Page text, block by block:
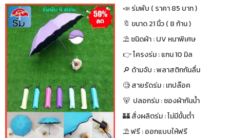
📣 ร่มพับ ( ราคา 85 บาท )
🔖 ขนาด 21 นิ้ว ( 8 ก้าน )
⛱ ชนิดผ้า : UV หนาพิเศษ
👉 โครงร่ม : แกน 10 มิล
🔎 ด้ามจับ : พลาสติกกันลื่น
🧐 สายรัดร่ม : เทปล๊อค
🐻 ปลอกร่ม : ซองผ้ากันน้ำ
🏰 สั่งผลิตร่ม : ไม่มีขั้นต่ำ
⛱ ฟรี : ออกแบบให้ฟรี